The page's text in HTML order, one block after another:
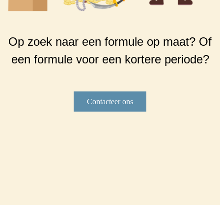
Op zoek naar een formule op maat? Of
een formule voor een kortere periode?
Contacteer ons